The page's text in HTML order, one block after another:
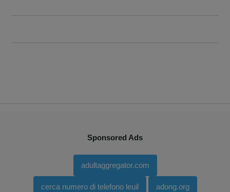
Sponsored Ads
adultaggregator.com
cerca numero di telefono leuil adong.org